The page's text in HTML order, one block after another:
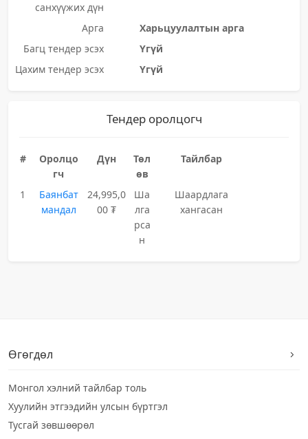
санхүүжих дүн
Арга
Харьцуулалтын арга
Багц тендер эсэх
Үгүй
Цахим тендер эсэх
Үгүй
Тендер оролцогч
#
Оролцо
гч
Дүн
Төл
өв
Тайлбар
1
Баянбат
мандал
24,995,0
00 ₮
Ша
лга
рса
н
Шаардлага
хангасан
Өгөгдөл
Монгол хэлний тайлбар толь
Хуулийн этгээдийн улсын бүртгэл
Тусгай зөвшөөрөл